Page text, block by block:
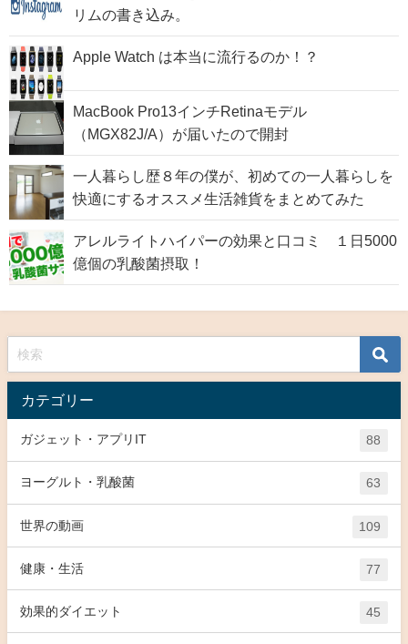
リムの書き込み。
Apple Watch は本当に流行るのか！？
MacBook Pro13インチRetinaモデル
（MGX82J/A）が届いたので開封
一人暮らし歴８年の僕が、初めての一人暮らしを
快適にするオススメ生活雑貨をまとめてみた
アレルライトハイパーの効果と口コミ １日5000
億個の乳酸菌摂取！
カテゴリー
ガジェット・アプリIT 88
ヨーグルト・乳酸菌 63
世界の動画 109
健康・生活 77
効果的ダイエット 45